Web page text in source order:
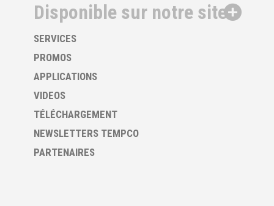
Disponible sur notre site
SERVICES
PROMOS
APPLICATIONS
VIDEOS
TÉLÉCHARGEMENT
NEWSLETTERS TEMPCO
PARTENAIRES